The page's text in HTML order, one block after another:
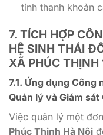
tính thanh khoản
7. TÍCH HỢP
HỆ SINH THÁI
XÃ PHÚC
7.1. Ứng dụng
Quản lý và Giám sát
Việc quản lý một
Phúc Thịnh Hà Nội